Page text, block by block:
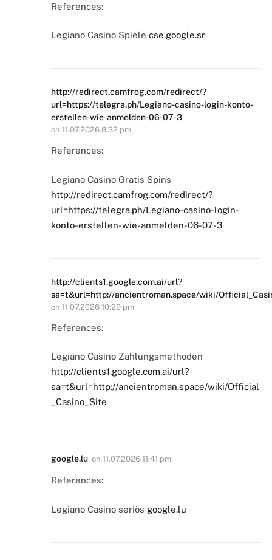
References:
Legiano Casino Spiele cse.google.sr
http://redirect.camfrog.com/redirect/?
url=https://telegra.ph/Legiano-casino-login-konto-
erstellen-wie-anmelden-06-07-3
on 11.07.2026 8:32 pm
References:
Legiano Casino Gratis Spins
http://redirect.camfrog.com/redirect/?
url=https://telegra.ph/Legiano-casino-login-
konto-erstellen-wie-anmelden-06-07-3
http://clients1.google.com.ai/url?
sa=t&url=http://ancientroman.space/wiki/
on 11.07.2026 10:29 pm
References:
Legiano Casino Zahlungsmethoden
http://clients1.google.com.ai/url?
sa=t&url=http://ancientroman.space/wiki/Official
_Casino_Site
google.lu on 11.07.2026 11:41 pm
References:
Legiano Casino seriös google.lu